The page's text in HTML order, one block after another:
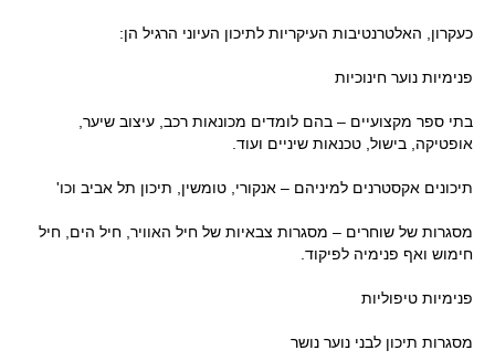
כעקרון, האלטרנטיבות העיקריות לתיכון העיוני הרגיל הן:
פנימיות נוער חינוכיות
בתי ספר מקצועיים – בהם לומדים מכונאות רכב, עיצוב שיער,
אופטיקה, בישול, טכנאות שיניים ועוד.
תיכונים אקסטרנים למיניהם – אנקורי, טומשין, תיכון תל אביב וכו'
מסגרות של שוחרים – מסגרות צבאיות של חיל האוויר, חיל הים, חיל
חימוש ואף פנימיה לפיקוד.
פנימיות טיפוליות
מסגרות תיכון לבני נוער נושר